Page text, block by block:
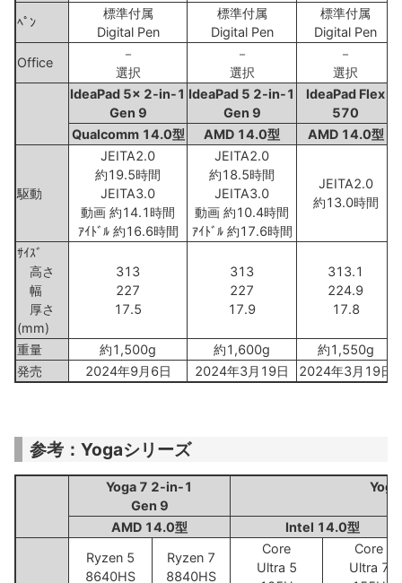
ﾍﾟﾝ
標準付属
Digital Pen
標準付属
Digital Pen
標準付属
Digital Pen
Office
－
選択
－
選択
－
選択
IdeaPad 5x 2-in-1
Gen 9
IdeaPad 5 2-in-1
Gen 9
IdeaPad Flex
570
Qualcomm 14.0型 AMD 14.0型 AMD 14.0型
駆動
JEITA2.0
約19.5時間
JEITA3.0
動画 約14.1時間
ｱｲﾄﾞﾙ 約16.6時間
JEITA2.0
約18.5時間
JEITA3.0
動画 約10.4時間
ｱｲﾄﾞﾙ 約17.6時間
JEITA2.0
約13.0時間
ｻｲｽﾞ
高さ
幅
厚さ
(mm)
313
227
17.5
313
227
17.9
313.1
224.9
17.8
重量 約1,500g 約1,600g
約1,550g
発売
2024年9月6日 2024年3月19日 2024年3月19日
参考：Yogaシリーズ
Yoga 7 2-in-1
Gen 9
AMD 14.0型
Intel 14.0型
Ryzen 5
8640HS
Ryzen 7
8840HS
Core
Ultra 5
Core
Ultra 7